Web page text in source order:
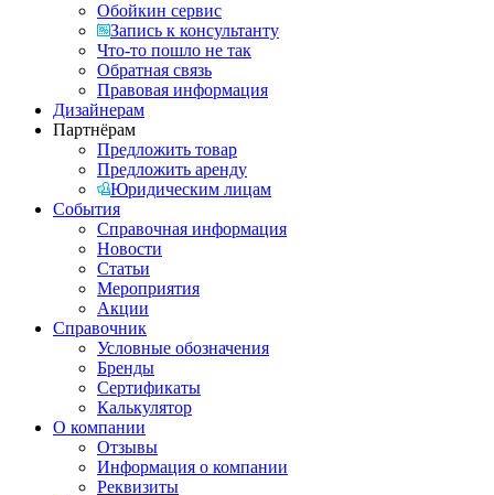
Обойкин сервис
Запись к консультанту
Что-то пошло не так
Обратная связь
Правовая информация
Дизайнерам
Партнёрам
Предложить товар
Предложить аренду
Юридическим лицам
События
Справочная информация
Новости
Статьи
Мероприятия
Акции
Справочник
Условные обозначения
Бренды
Сертификаты
Калькулятор
О компании
Отзывы
Информация о компании
Реквизиты